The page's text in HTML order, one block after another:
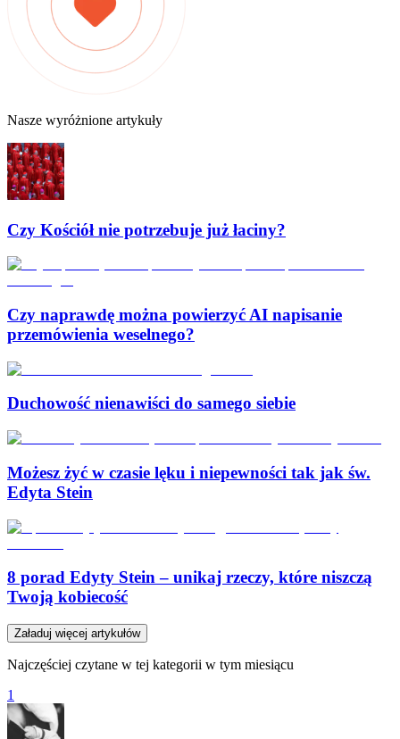
Nasze wyróżnione artykuły
Czy Kościół nie potrzebuje już łaciny?
Czy naprawdę można powierzyć AI napisanie
przemówienia weselnego?
Duchowość nienawiści do samego siebie
Możesz żyć w czasie lęku i niepewności tak jak św.
Edyta Stein
8 porad Edyty Stein – unikaj rzeczy, które niszczą
Twoją kobiecość
Załaduj więcej artykułów
Najczęściej czytane w tej kategorii w tym miesiącu
1